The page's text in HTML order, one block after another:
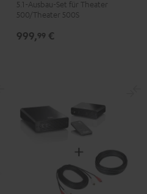
Ausbau-
Set
Surround"
5.1-Ausbau-Set für Theater
500/Theater 500S
999,99 €